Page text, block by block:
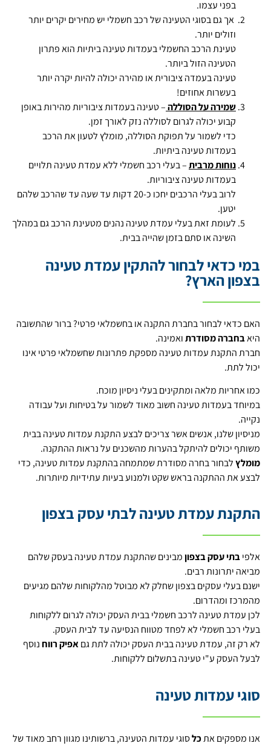
בפני עצמו.
אך גם בסוגי הטעינה של רכב חשמלי יש מחירים יקרים יותר
וזולים יותר.
טעינת הרכב החשמלי בעמדות טעינה ביתיות הוא פתרון
הטעינה הזול ביותר.
טעינה בעמדה ציבורית או מהירה יכולה להיות יקרה יותר
בעשרות אחוזים!
שמירה על הסוללה– טעינה בעמדות ציבוריות מהירות באופן
קבוע יכולה לגרום לסוללה נזק לאורך זמן.
כדי לשמור על תפוקת הסוללה, מומלץ לטעון את הרכב
בעמדות טעינה ביתיות.
נוחות מרבית– בעלי רכב חשמלי ללא עמדת טעינה תלויים
בעמדות טעינה ציבוריות.
לרוב בעלי הרכבים יחכו כ-20 דקות עד שעה עד שהרכב שלהם
יטען.
לעומת זאת בעלי עמדת טעינה נהנים מטעינת הרכב גם במהלך
השינה או סתם בזמן שהייה בבית.
במי כדאי לבחור להתקין עמדת טעינה
בצפון הארץ?
האם כדאי לבחור בחברת התקנה או בחשמלאי פרטי? ברור שהתשובה
היאבחברה מסודרתואמינה.
חברת התקנת עמדות טעינה מספקת פתרונות שחשמלאי פרטי אינו
יכול לתת.
כמו אחריות מלאה ומתקינים בעלי ניסיון מוכח.
במיוחד בעמדות טעינה חשוב מאוד לשמור על בטיחות ועל עבודה
נקייה.
מניסיון שלנו, אנשים אשר צריכים לבצע התקנת עמדות טעינה בבית
משותף יכולים להיתקל בהערות מהשכנים על נראות ההתקנה.
מומלץלבחור בחרה מסודרת שמתמחה בהתקנת עמדות טעינה, כדי
לבצע את ההתקנה בראש שקט ולמנוע בעיות עתידיות מיותרות.
התקנת עמדת טעינה לבתי עסק בצפון
אלפיבתי עסק בצפוןמבינים שהתקנת עמדת טעינה בעסק שלהם
מביאה יתרונות רבים.
ישנם בעלי עסקים בצפון שחלק לא מבוטל מהלקוחות שלהם מגיעים
מהמרכז ומהדרום.
לכן עמדת טעינה לרכב חשמלי בבית העסק יכולה לגרום ללקוחות
בעלי רכב חשמלי לא לפחד מטווח הנסיעה עד לבית העסק.
לא רק זה, עמדת טעינה בבית העסק יכולה לתת גםאפיק רווחנוסף
לבעל העסק ע"י טעינה בתשלום ללקוחות.
סוגי עמדות טעינה
אנו מספקים אתכלסוגי עמדות הטעינה, ברשותינו מגוון רחב מאוד של